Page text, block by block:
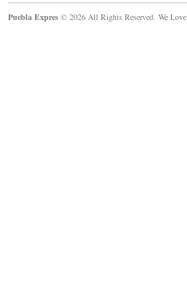
Puebla Expres © 2026 All Rights Reserved. We Love